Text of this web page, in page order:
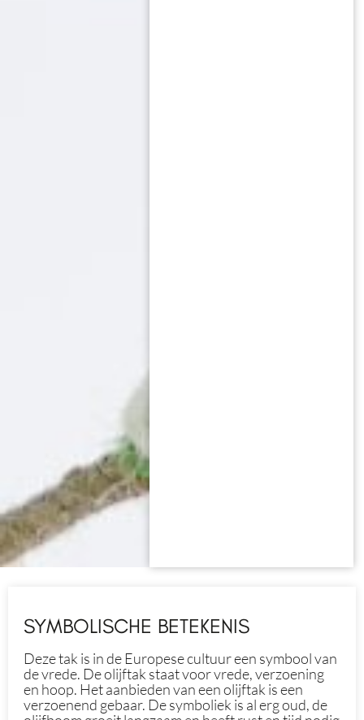
SYMBOLISCHE BETEKENIS
Deze tak is in de Europese cultuur een symbool van
de vrede. De olijftak staat voor vrede, verzoening
en hoop. Het aanbieden van een olijftak is een
verzoenend gebaar. De symboliek is al erg oud, de